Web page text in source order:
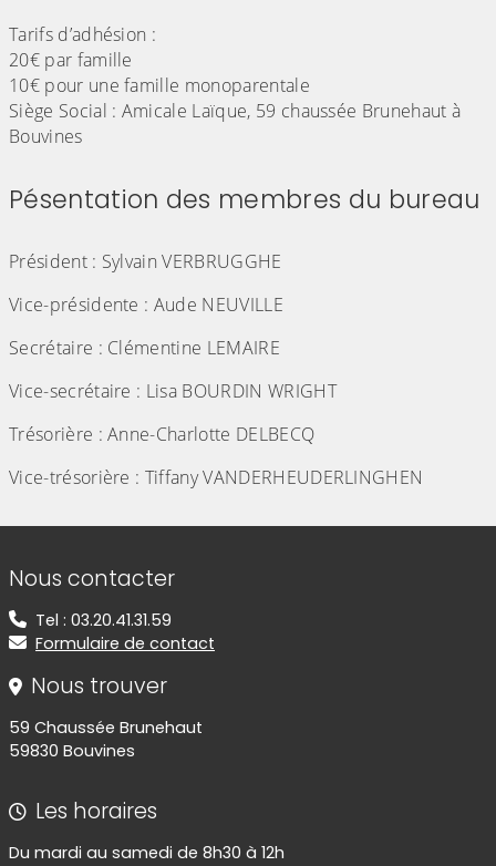
Tarifs d’adhésion :
20€ par famille
10€ pour une famille monoparentale
Siège Social : Amicale Laïque, 59 chaussée Brunehaut à
Bouvines
Pésentation des membres du bureau
Président : Sylvain VERBRUGGHE
Vice-présidente : Aude NEUVILLE
Secrétaire : Clémentine LEMAIRE
Vice-secrétaire : Lisa BOURDIN WRIGHT
Trésorière : Anne-Charlotte DELBECQ
Vice-trésorière : Tiffany VANDERHEUDERLINGHEN
Informations de contact
Nous contacter
Tel : 03.20.41.31.59
Formulaire de contact
Nous trouver
59 Chaussée Brunehaut
59830 Bouvines
Les horaires
Du mardi au samedi de 8h30 à 12h